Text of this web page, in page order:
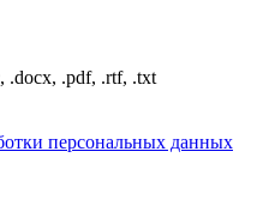
.pdf, .rtf, .txt
персональных данных